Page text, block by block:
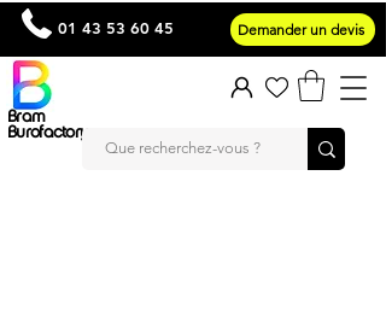
Bram
Burofactory
01 43 53 60 45 Demander un devis